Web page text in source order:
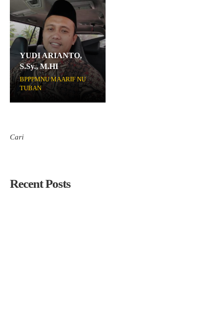
YUDI ARIANTO,
S.Sy., M.HI
BPPPMNU MAARIF NU
TUBAN
Cari
Recent Posts